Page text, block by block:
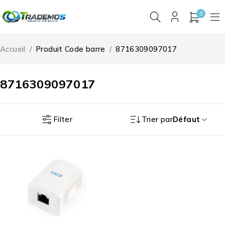
0
8716309097017
Accueil / Produit Code barre / 8716309097017
Filter Trier parDéfaut